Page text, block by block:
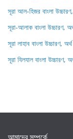
সূরা আল-হিজর বাংলা
সূরা-আলাক বাংলা উচ্চারণ,
সূরা লাহাব‌‌‌ বাংলা উচ্চারণ,
সূরা যিলযাল বাংলা উচ্চারণ,